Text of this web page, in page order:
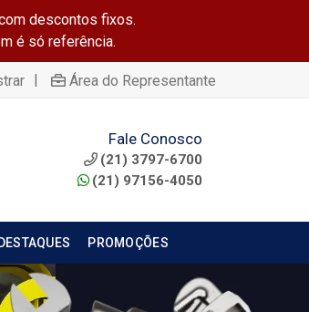
descontos fixos.
é só referência.
| Área do Representante
Fale Conosco
(21) 3797-6700
(21) 97156-4050
DESTAQUES PROMOÇÕES